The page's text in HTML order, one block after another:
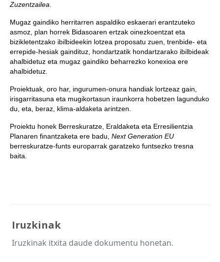
Zuzentzailea
Mugaz gaindiko herritarren aspaldiko eskaerari erantzuteko
asmoz, plan horrek Bidasoaren ertzak oinezkoentzat eta
bizikletentzako ibilbideekin lotzea proposatu zuen, trenbide- eta
errepide-hesiak gaindituz, hondartzatik hondartzarako ibilbideak
ahalbidetuz eta mugaz gaindiko beharrezko konexioa ere
ahalbidetuz.
Proiektuak, oro har, ingurumen-onura handiak lortzeaz gain,
irisgarritasuna eta mugikortasun iraunkorra hobetzen lagunduko
du, eta, beraz, klima-aldaketa arintzen.
Proiektu honek Berreskuratze, Eraldaketa eta Erresilientzia
Planaren finantzaketa ere badu, Next Generation EU
berreskuratze-funts europarrak garatzeko funtsezko tresna
baita.
Iruzkinak
Iruzkinak itxita daude dokumentu honetan.